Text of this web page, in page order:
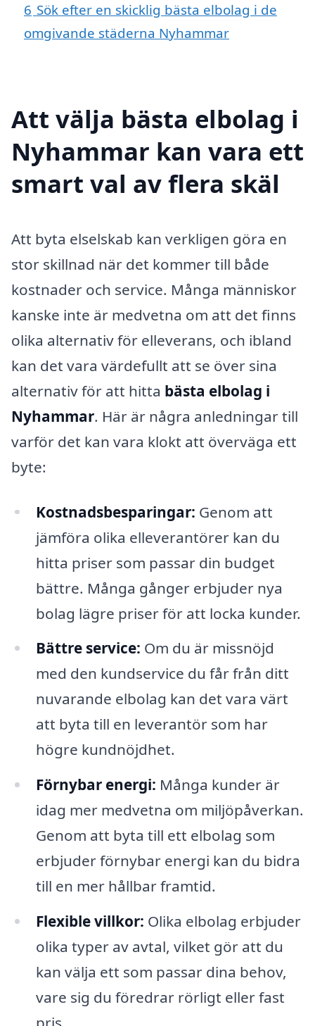
6 Sök efter en skicklig bästa elbolag i de
omgivande städerna Nyhammar
Att välja bästa elbolag i
Nyhammar kan vara ett
smart val av flera skäl
Att byta elselskab kan verkligen göra en
stor skillnad när det kommer till både
kostnader och service. Många människor
kanske inte är medvetna om att det finns
olika alternativ för elleverans, och ibland
kan det vara värdefullt att se över sina
alternativ för att hitta bästa elbolag i
Nyhammar. Här är några anledningar till
varför det kan vara klokt att överväga ett
byte:
Kostnadsbesparingar: Genom att
jämföra olika elleverantörer kan du
hitta priser som passar din budget
bättre. Många gånger erbjuder nya
bolag lägre priser för att locka kunder.
Bättre service: Om du är missnöjd
med den kundservice du får från ditt
nuvarande elbolag kan det vara värt
att byta till en leverantör som har
högre kundnöjdhet.
Förnybar energi: Många kunder är
idag mer medvetna om miljöpåverkan.
Genom att byta till ett elbolag som
erbjuder förnybar energi kan du bidra
till en mer hållbar framtid.
Flexible villkor: Olika elbolag erbjuder
olika typer av avtal, vilket gör att du
kan välja ett som passar dina behov,
vare sig du föredrar rörligt eller fast